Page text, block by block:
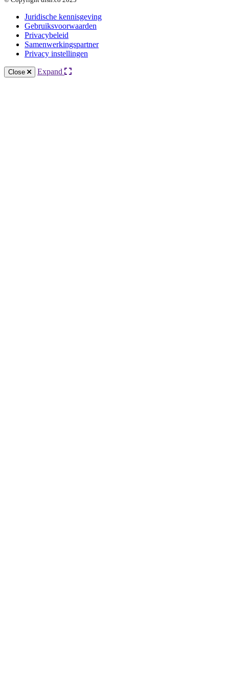
Juridische kennisgeving
Gebruiksvoorwaarden
Privacybeleid
Samenwerkingspartner
Privacy instellingen
Close Expand